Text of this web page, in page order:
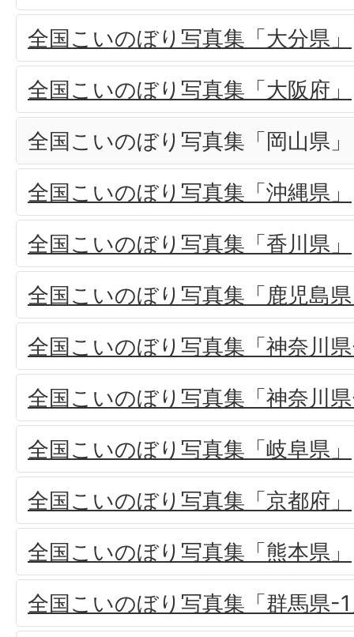
全国こいのぼり写真集「大分県」
全国こいのぼり写真集「大阪府」
全国こいのぼり写真集「岡山県」
全国こいのぼり写真集「沖縄県」
全国こいのぼり写真集「香川県」
全国こいのぼり写真集「鹿児島
全国こいのぼり写真集「神奈川
全国こいのぼり写真集「神奈川
全国こいのぼり写真集「岐阜県」
全国こいのぼり写真集「京都府」
全国こいのぼり写真集「熊本県」
全国こいのぼり写真集「群馬県-